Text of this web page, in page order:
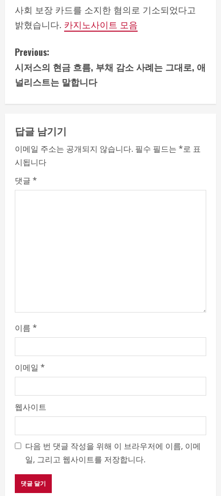
사회 보장 카드를 소지한 혐의로 기소되었다고
밝혔습니다. 카지노사이트 모음
C
o
i
n
u
n
g
Previous:
시저스의 현금 흐름, 부채 감소 사례는 그대로, 애
널리스트는 말합니다
답글 남기기
이메일 주소는 공개되지 않습니다. 필수 필드는 *로 표
시됩니다
댓글 *
이름 *
이메일 *
웹사이트
다음 번 댓글 작성을 위해 이 브라우저에 이름, 이메
일, 그리고 웹사이트를 저장합니다.